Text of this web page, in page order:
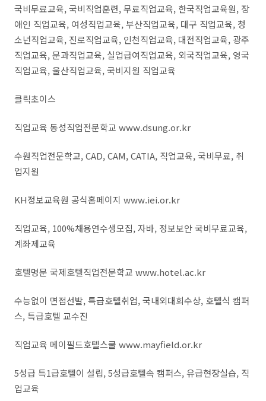
국비무료교육, 국비직업훈련, 무료직업교육, 한국직업교육원, 장
애인 직업교육, 여성직업교육, 부산직업교육, 대구 직업교육, 청
소년직업교육, 진로직업교육, 인천직업교육, 대전직업교육, 광주
직업교육, 문과직업교육, 실업급여직업교육, 외국직업교육, 영국
직업교육, 울산직업교육, 국비지원 직업교육
클릭초이스
직업교육 동성직업전문학교 www.dsung.or.kr
수원직업전문학교, CAD, CAM, CATIA, 직업교육, 국비무료, 취
업지원
KH정보교육원 공식홈페이지 www.iei.or.kr
직업교육, 100%채용연수생모집, 자바, 정보보안 국비무료교육,
계좌제교육
호텔명문 국제호텔직업전문학교 www.hotel.ac.kr
수능없이 면접선발, 특급호텔취업, 국내외대회수상, 호텔식 캠퍼
스, 특급호텔 교수진
직업교육 메이필드호텔스쿨 www.mayfield.or.kr
5성급 특1급호텔이 설립, 5성급호텔속 캠퍼스, 유급현장실습, 직
업교육